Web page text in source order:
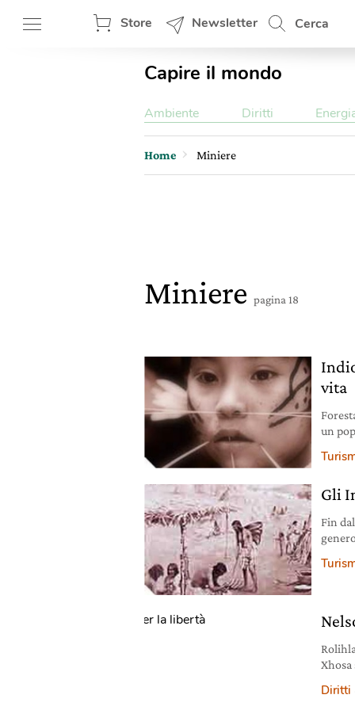
Store Newsletter Cerca
Capire il mondo
Ambiente Diritti
Home Miniere
Miniere pagina 18
vita
un
Gli
Fin
Xhosa
capo
Diritti